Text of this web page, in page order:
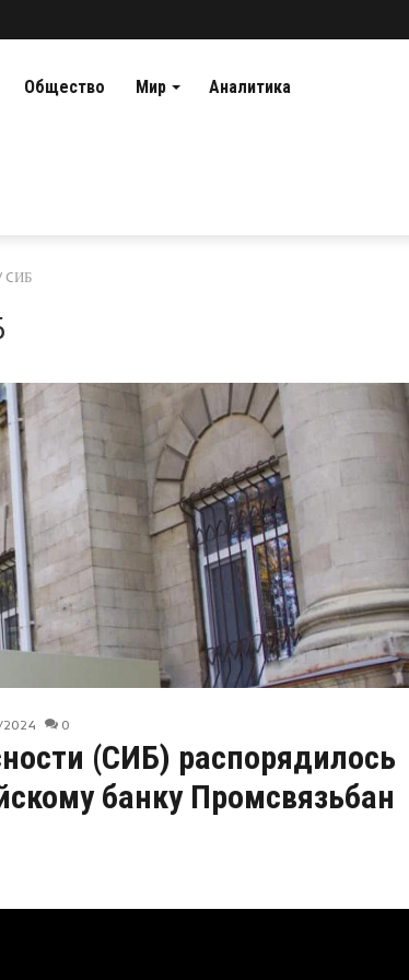
Общество Мир Аналитика
CИБ
0
(СИБ) распорядилось
банку Промсвязьбан